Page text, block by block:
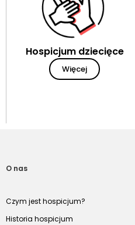
Hospicjum dziecięce
Więcej
O nas
Czym jest hospicjum?
Historia hospicjum